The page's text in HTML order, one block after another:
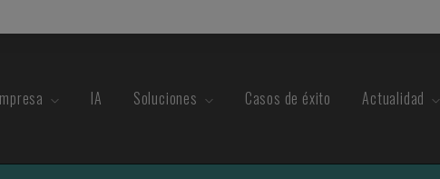
IA Soluciones Casos de éxito Actualidad